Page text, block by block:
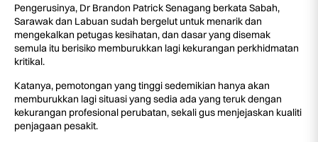
Pengerusinya, Dr Brandon Patrick Senagang berkata Sabah,
Sarawak dan Labuan sudah bergelut untuk menarik dan
mengekalkan petugas kesihatan, dan dasar yang disemak
semula itu berisiko memburukkan lagi kekurangan perkhidmatan
kritikal.
Katanya, pemotongan yang tinggi sedemikian hanya akan
memburukkan lagi situasi yang sedia ada yang teruk dengan
kekurangan profesional perubatan, sekali gus menjejaskan kualiti
penjagaan pesakit.